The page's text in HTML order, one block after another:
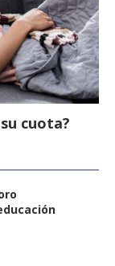
cuota?